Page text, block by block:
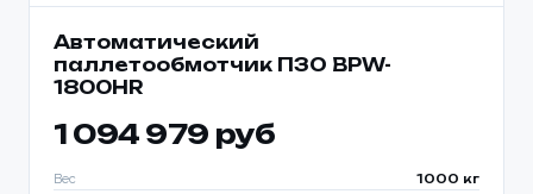
Автоматический
паллетообмотчик ПЗО BPW-
1800HR
1 094 979 руб
Вес 1000 кг